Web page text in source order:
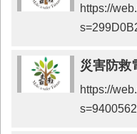
介
防
https://
災害防救
https://